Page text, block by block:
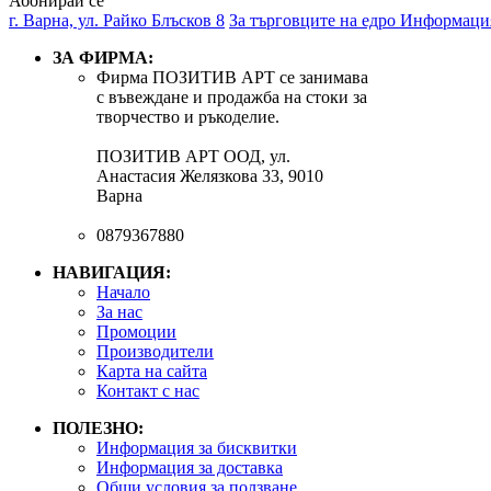
г. Варна, ул. Райко Блъсков 8 За търговците на едро
ЗА ФИРМА:
Фирма ПОЗИТИВ АРТ се занимава
с въвеждане и продажба на стоки за
творчество и ръкоделие.
ПОЗИТИВ АРТ ООД, ул.
Анастасия Желязкова 33, 9010
Варна
0879367880
НАВИГАЦИЯ:
Начало
За нас
Промоции
Производители
Карта на сайта
Контакт с нас
ПОЛЕЗНО:
Информация за бисквитки
Информация за доставка